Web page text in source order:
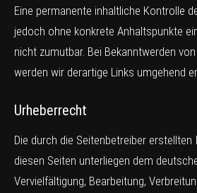
Eine permanente inhaltliche Kontrolle
jedoch ohne konkrete Anhaltspunkte
nicht zumutbar. Bei Bekanntwerden
werden wir derartige Links umgehend
Urheberrecht
Die durch die Seitenbetreiber
diesen Seiten unterliegen dem
Vervielfältigung, Bearbeitung,